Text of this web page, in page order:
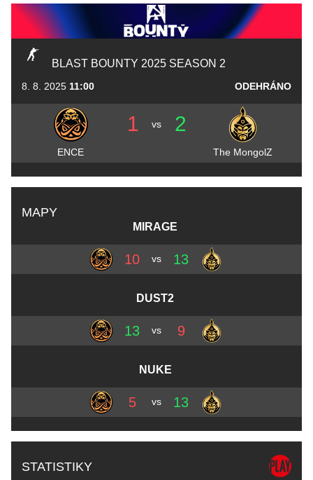
BLAST BOUNTY 2025 SEASON 2
8. 8. 2025 11:00 ODEHRÁNO
1 vs 2
ENCE The MongolZ
MAPY
MIRAGE
10 vs 13
DUST2
13 vs 9
NUKE
5 vs 13
STATISTIKY